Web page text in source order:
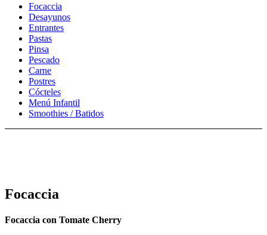
Focaccia
Desayunos
Entrantes
Pastas
Pinsa
Pescado
Carne
Postres
Cócteles
Menú Infantil
Smoothies / Batidos
Focaccia
Focaccia con Tomate Cherry